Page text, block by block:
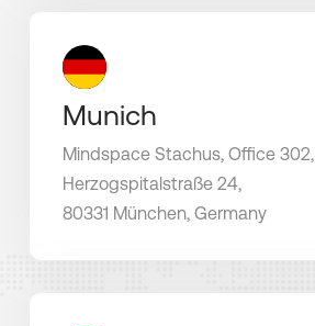
Munich
Mindspace Stachus, Office 302,
Herzogspitalstraße 24,
80331 München, Germany